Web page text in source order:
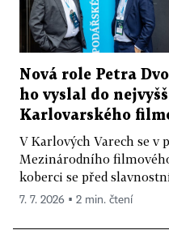
Nová role Petra
ho vyslal do
Karlovarského
V Karlových Varech se v
Mezinárodního
koberci se před
7. 7. 2026 ▪ 2 min. čtení